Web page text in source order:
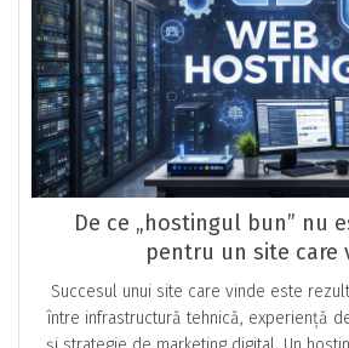
De ce „hostingul bun” nu
pentru un site care
Succesul unui site care vinde este
între infrastructură tehnică, experiență